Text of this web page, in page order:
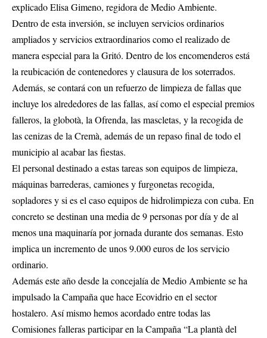
explicado Elisa Gimeno, regidora de Medio Ambiente.
Dentro de esta inversión, se incluyen servicios ordinarios
ampliados y servicios extraordinarios como el realizado de
manera especial para la Gritó. Dentro de los encomenderos está
la reubicación de contenedores y clausura de los soterrados.
Además, se contará con un refuerzo de limpieza de fallas que
incluye los alrededores de las fallas, así como el especial premios
falleros, la globotà, la Ofrenda, las mascletas, y la recogida de
las cenizas de la Cremà, además de un repaso final de todo el
municipio al acabar las fiestas.
El personal destinado a estas tareas son equipos de limpieza,
máquinas barrederas, camiones y furgonetas recogida,
sopladores y si es el caso equipos de hidrolimpieza con cuba. En
concreto se destinan una media de 9 personas por día y de al
menos una maquinaría por jornada durante dos semanas. Esto
implica un incremento de unos 9.000 euros de los servicio
ordinario.
Además este año desde la concejalía de Medio Ambiente se ha
impulsado la Campaña que hace Ecovidrio en el sector
hostalero. Así mismo hemos acordado entre todas las
Comisiones falleras participar en la Campaña “La plantà del